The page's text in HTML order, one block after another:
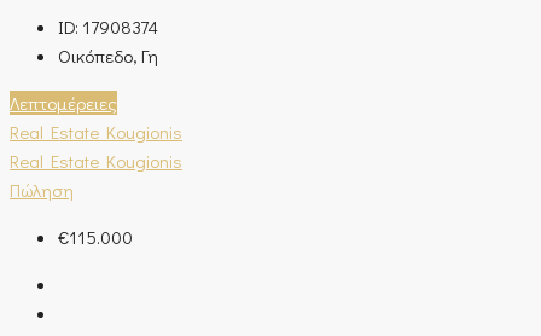
ID: 17908374
Οικόπεδο, Γη
Λεπτομέρειες
Real Estate Kougionis
Real Estate Kougionis
Πώληση
€115.000